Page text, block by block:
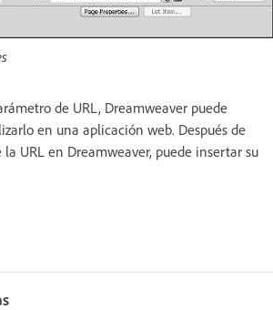
de URL, Dreamweaver puede
en una aplicación web. Después de
URL en Dreamweaver, puede insertar su